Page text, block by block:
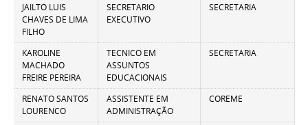
JAILTO LUIS
CHAVES DE LIMA
FILHO
SECRETARIO
EXECUTIVO
SECRETARIA
KAROLINE
MACHADO
FREIRE PEREIRA
TECNICO EM
ASSUNTOS
EDUCACIONAIS
SECRETARIA
RENATO SANTOS
LOURENCO
ASSISTENTE EM
ADMINISTRAÇÃO
COREME